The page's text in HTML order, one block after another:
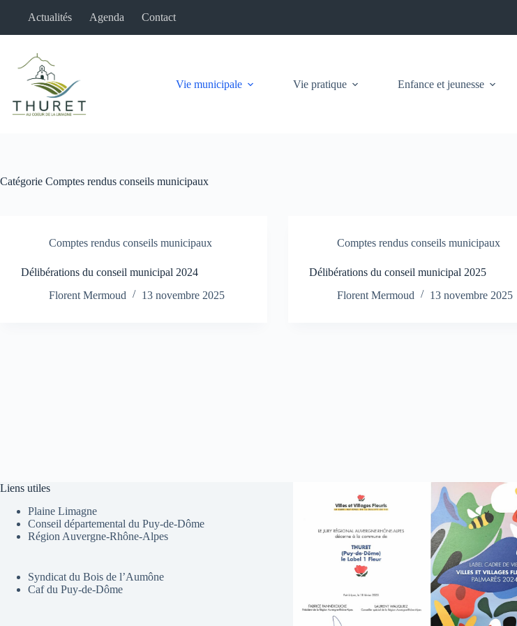
Actualités Agenda Contact
Vie municipale Vie pratique Enfance et jeunesse
Catégorie Comptes rendus conseils municipaux
Comptes rendus conseils municipaux
Délibérations du conseil municipal 2024
Florent Mermoud
13 novembre 2025
Comptes rendus conseils municipaux
Délibérations du conseil municipal 2025
Florent Mermoud
13 novembre 2025
Liens utiles
Plaine Limagne
Conseil départemental du Puy-de-Dôme
Région Auvergne-Rhône-Alpes
Syndicat du Bois de l’Aumône
Caf du Puy-de-Dôme